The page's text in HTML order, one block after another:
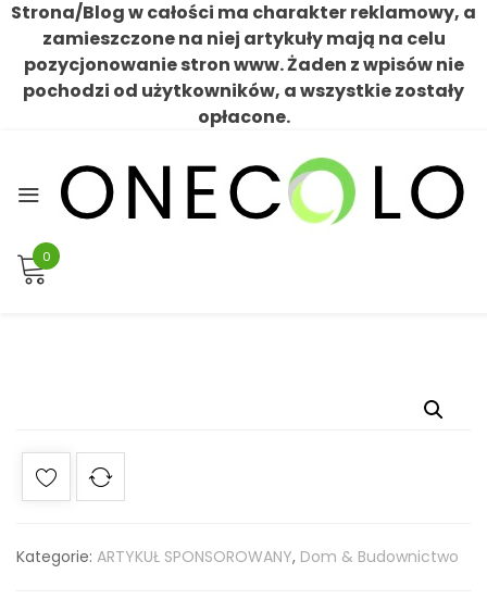
Strona/Blog w całości ma charakter reklamowy, a
zamieszczone na niej artykuły mają na celu
pozycjonowanie stron www. Żaden z wpisów nie
pochodzi od użytkowników, a wszystkie zostały
opłacone.
content
0
Kategorie: ARTYKUŁ SPONSOROWANY, Dom & Budownictwo